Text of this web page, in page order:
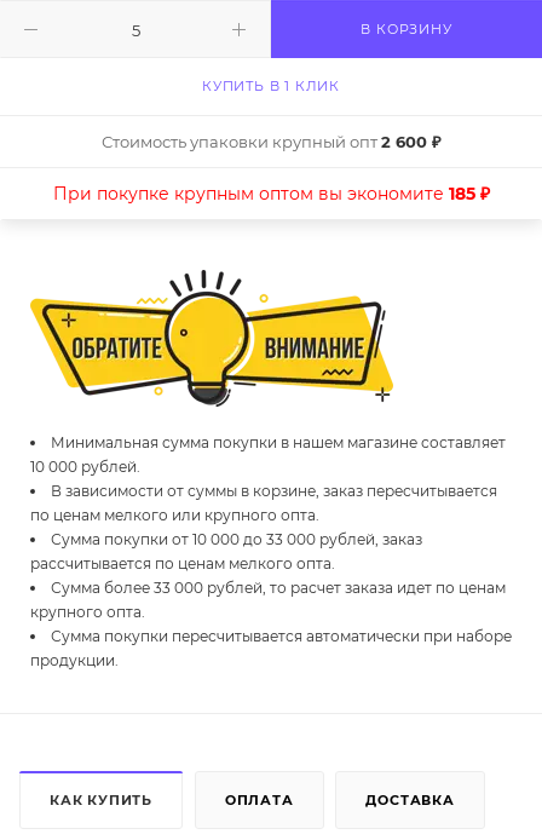
В КОРЗИНУ
КУПИТЬ В 1 КЛИК
Стоимость упаковки крупный опт2 600 ₽
При покупке крупным оптом вы экономите 185 ₽
Минимальная сумма покупки в нашем магазине составляет
10 000 рублей.
В зависимости от суммы в корзине, заказ пересчитывается
по ценам мелкого или крупного опта.
Сумма покупки от 10 000 до 33 000 рублей, заказ
рассчитывается по ценам мелкого опта.
Сумма более 33 000 рублей, то расчет заказа идет по ценам
крупного опта.
Сумма покупки пересчитывается автоматически при наборе
продукции.
КАК КУПИТЬ ОПЛАТА ДОСТАВКА